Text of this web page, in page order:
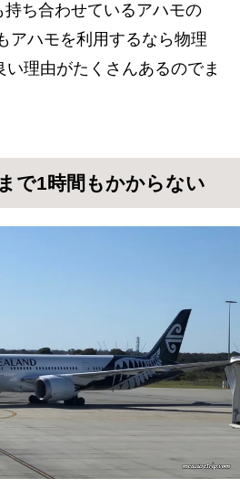
ち合わせているアハモの
アハモを利用するなら物理
理由がたくさんあるのでま
で1時間もかからない